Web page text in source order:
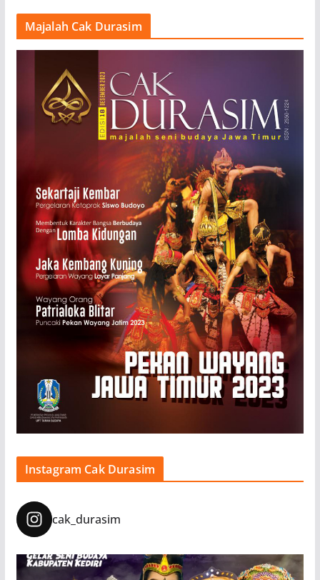
Majalah Cak Durasim
Instagram Cak Durasim
cak_durasim